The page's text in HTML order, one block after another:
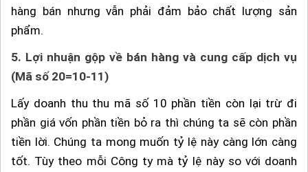
hàng bán nhưng vẫn phải đảm bảo chất lượng sản
phẩm.
5. Lợi nhuận gộp về bán hàng và cung cấp dịch vụ
(Mã số 20=10-11)
Lấy doanh thu thu mã số 10 phần tiền còn lại trừ đi
phần giá vốn phần tiền bỏ ra thì chúng ta sẽ còn phần
tiền lời. Chúng ta mong muốn tỷ lệ này càng lớn càng
tốt. Tùy theo mỗi Công ty mà tỷ lệ này so với doanh